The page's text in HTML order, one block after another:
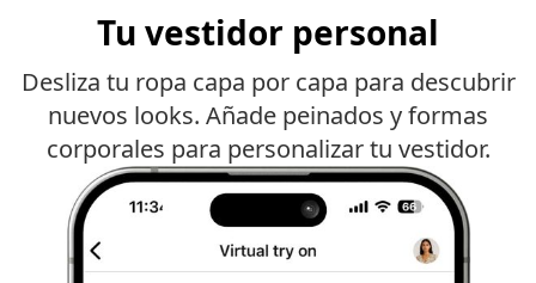
Tu vestidor personal
Desliza tu ropa capa por capa para descubrir
nuevos looks. Añade peinados y formas
corporales para personalizar tu vestidor.